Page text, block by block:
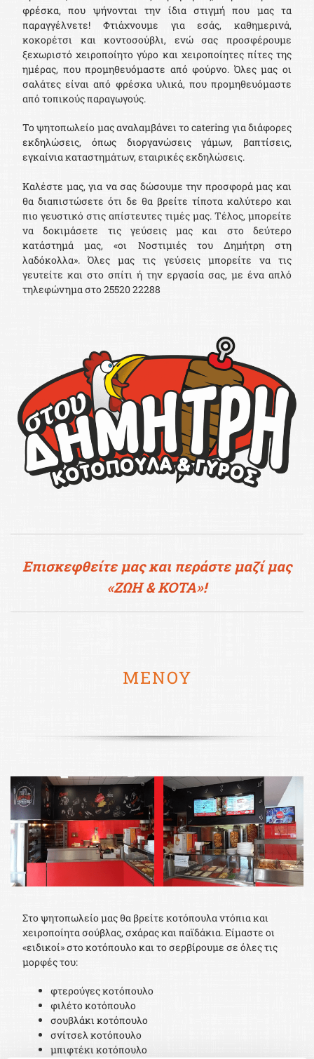
φρέσκα, που ψήνονται την ίδια στιγμή που μας τα
παραγγέλνετε! Φτιάχνουμε για εσάς, καθημερινά,
κοκορέτσι και κοντοσούβλι, ενώ σας προσφέρουμε
ξεχωριστό χειροποίητο γύρο και χειροποίητες πίτες της
ημέρας, που προμηθευόμαστε από φούρνο. Όλες μας οι
σαλάτες είναι από φρέσκα υλικά, που προμηθευόμαστε
από τοπικούς παραγωγούς.
Το ψητοπωλείο μας αναλαμβάνει το catering για διάφορες
εκδηλώσεις, όπως διοργανώσεις γάμων, βαπτίσεις,
εγκαίνια καταστημάτων, εταιρικές εκδηλώσεις.
​Καλέστε μας, για να σας δώσουμε την προσφορά μας και
θα διαπιστώσετε ότι δε θα βρείτε τίποτα καλύτερο και
πιο γευστικό στις απίστευτες τιμές μας. Τέλος, μπορείτε
να δοκιμάσετε τις γεύσεις μας και στο δεύτερο
κατάστημά μας, «οι Νοστιμιές του Δημήτρη στη
λαδόκολλα». Όλες μας τις γεύσεις μπορείτε να τις
γευτείτε και στο σπίτι ή την εργασία σας, με ένα απλό
τηλεφώνημα στο25520 22288
Επισκεφθείτε μας και περάστε μαζί μας
«ΖΩΗ & ΚΟΤΑ»!
ΜΕΝΟΥ
Στο ψητοπωλείο μας θα βρείτε κοτόπουλα ντόπια και
χειροποίητα σούβλας, σχάρας και παϊδάκια. Είμαστε οι
«ειδικοί» στο κοτόπουλο και το σερβίρουμε σε όλες τις
μορφές του:
φτερούγες κοτόπουλο
φιλέτο κοτόπουλο
σουβλάκι κοτόπουλο
σνίτσελ κοτόπουλο
μπιφτέκι κοτόπουλο